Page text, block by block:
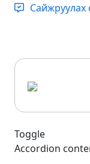
Сайжруулах
Toggle
Accordion